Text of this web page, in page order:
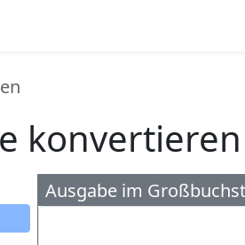
konvertieren
Ausgabe im